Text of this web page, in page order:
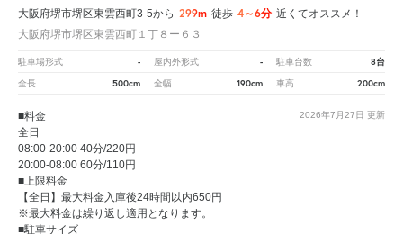
大阪府堺市堺区東雲西町3-5から 299m 徒歩 4～6分 近くてオススメ！
大阪府堺市堺区東雲西町１丁８ー６３
駐車場形式 - 屋内外形式 - 駐車台数 8台
全長 500cm 全幅 190cm 車高 200cm
2026年7月27日 更新
■料金
全日
08:00-20:00 40分/220円
20:00-08:00 60分/110円
■上限料金
【全日】最大料金入庫後24時間以内650円
※最大料金は繰り返し適用となります。
■駐車サイズ